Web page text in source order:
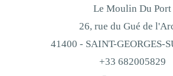
Le Moulin Du Port
26, rue du Gué de
41400 - SAINT-GEORGES-
+33 682005829